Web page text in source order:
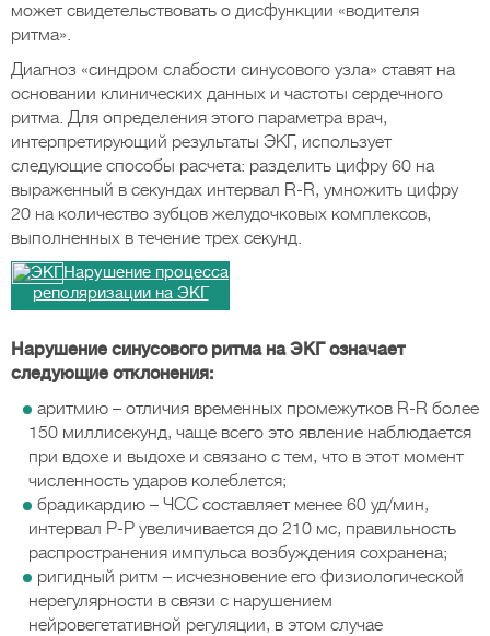
может свидетельствовать о дисфункции «водителя
ритма».
Диагноз «синдром слабости синусового узла» ставят на
основании клинических данных и частоты сердечного
ритма. Для определения этого параметра врач,
интерпретирующий результаты ЭКГ, использует
следующие способы расчета: разделить цифру 60 на
выраженный в секундах интервал R-R, умножить цифру
20 на количество зубцов желудочковых комплексов,
выполненных в течение трех секунд.
Нарушение процесса
реполяризации на ЭКГ
Нарушение синусового ритма на ЭКГ означает
следующие отклонения:
аритмию – отличия временных промежутков R-R более
150 миллисекунд, чаще всего это явление наблюдается
при вдохе и выдохе и связано с тем, что в этот момент
численность ударов колеблется;
брадикардию – ЧСС составляет менее 60 уд/мин,
интервал Р-Р увеличивается до 210 мс, правильность
распространения импульса возбуждения сохранена;
ригидный ритм – исчезновение его физиологической
нерегулярности в связи с нарушением
нейровегетативной регуляции, в этом случае